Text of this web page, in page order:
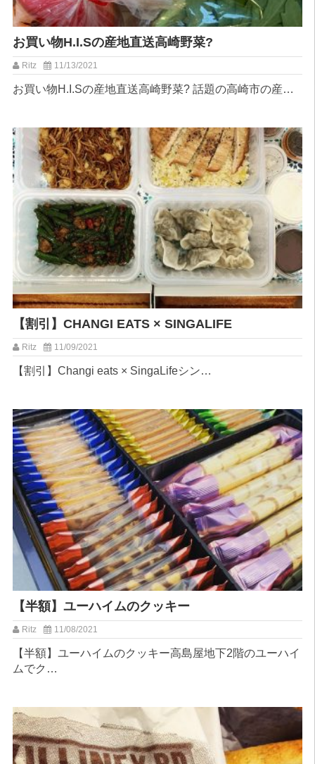
︎お買い物︎H.I.Sの産地直送高崎野菜?
Ritz 11/13/2021
︎お買い物︎H.I.Sの産地直送高崎野菜? 話題の高崎市の産…
【割引】CHANGI EATS × SINGALIFE
Ritz 11/09/2021
【割引】Changi eats × SingaLife⁡シン…
【半額】ユーハイムのクッキー
Ritz 11/08/2021
【半額】ユーハイムのクッキー⁡高島屋地下2階のユーハイ
ムでク…